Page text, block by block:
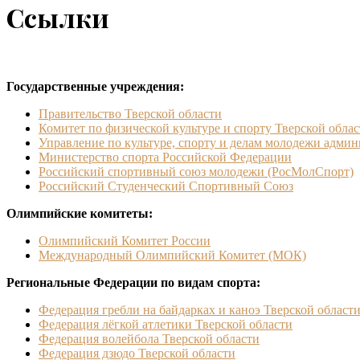
Ссылки
Государственные учреждения:
Правительство Тверской области
Комитет по физической культуре и спорту Тверской
Управление по культуре, спорту и делам молодежи
Министерство спорта Российской Федерации
Российский спортивный союз молодежи (РосМолСпорт)
Российский Студенческий Спортивный Союз
Олимпийские комитеты:
Олимпийский Комитет России
Международный Олимпийский Комитет (МОК)
Региональные Федерации по видам спорта:
Федерация гребли на байдарках и каноэ Тверской области
Федерация лёгкой атлетики Тверской области
Федерация волейбола Тверской области
Федерация дзюдо Тверской области